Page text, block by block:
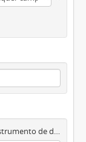
Instrumento de descrição documental